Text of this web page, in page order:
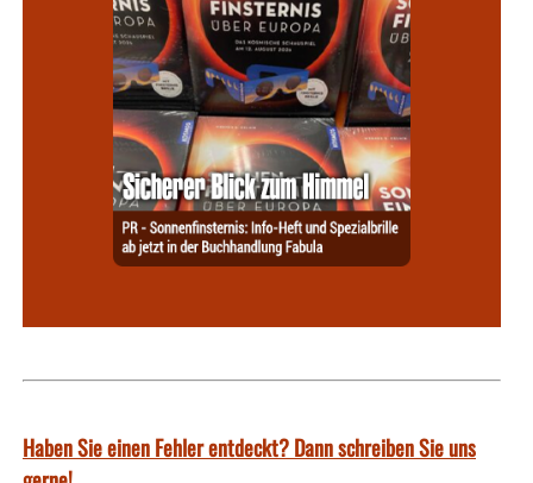
Haben Sie einen Fehler entdeckt? Dann schreiben Sie uns